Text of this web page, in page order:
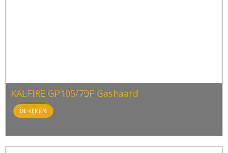
KALFIRE GP105/79F Gashaard
BEKIJKEN